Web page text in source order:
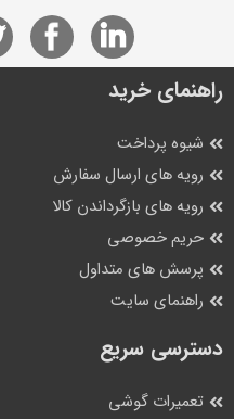
راهنمای خرید
شیوه پرداخت
رویه های ارسال سفارش
رویه های بازگرداندن کالا
حریم خصوصی
پرسش های متداول
راهنمای سایت
دسترسی سریع
تعمیرات گوشی